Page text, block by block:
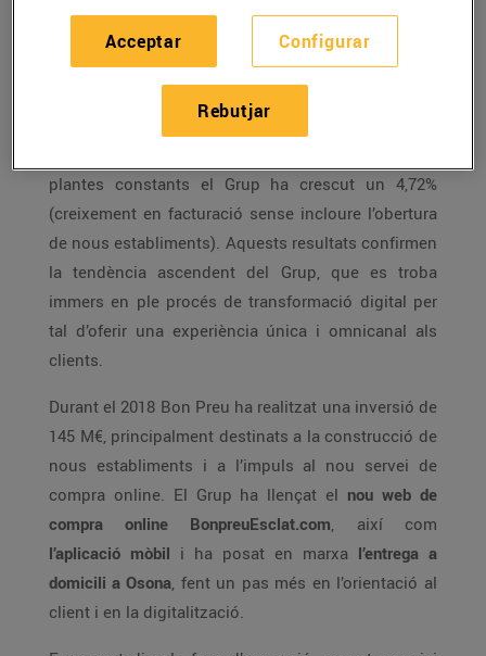
Grup Bon Preu
, propietari de les ensenyes
Bonpreu, Esclat i EsclatOil,ha facturat 1.347 M€
(tancat el 28 de febrer), el que representa un
plantes constants el Grup ha crescut un 4,72%
(creixement en facturació sense incloure l’obertura
de nous establiments). Aquests resultats confirmen
la tendència ascendent del Grup, que es troba
immers en ple procés de transformació digital per
tal d’oferir una experiència única i omnicanal als
clients.
Durant el 2018 Bon Preu ha realitzat una inversió de
145 M€, principalment destinats a la construcció de
nous establiments i a l’impuls al nou servei de
compra online. El Grup ha llençat el nou web de
compra online BonpreuEsclat.com, així com
l’aplicació mòbil i ha posat en marxa l’entrega a
domicili a Osona, fent un pas més en l’orientació al
client i en la digitalització.
Configurar
Rebutjar
Acceptar